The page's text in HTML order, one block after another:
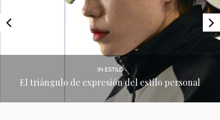
IN BIENESTAR
Positividad o Neutralidad corporal, ¿cuál te
funciona mejor?